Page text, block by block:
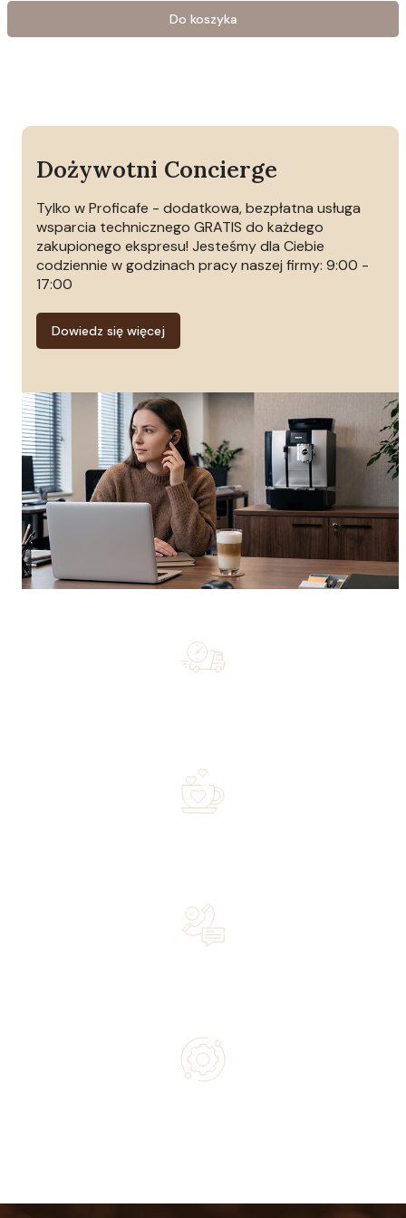
Do koszyka
Dożywotni Concierge
Tylko w Proficafe - dodatkowa, bezpłatna usługa
wsparcia technicznego GRATIS do każdego
zakupionego ekspresu! Jesteśmy dla Ciebie
codziennie w godzinach pracy naszej firmy: 9:00 -
17:00
Dowiedz się więcej